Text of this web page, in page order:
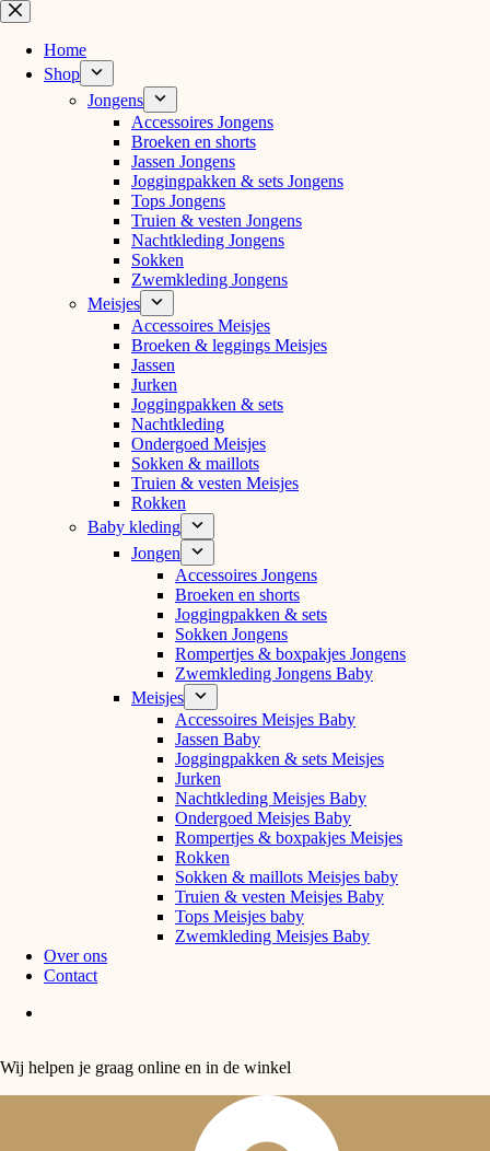
Ga
naar
inhoud
Home
Shop
Jongens
Accessoires Jongens
Broeken en shorts
Jassen Jongens
Joggingpakken & sets Jongens
Tops Jongens
Truien & vesten Jongens
Nachtkleding Jongens
Sokken
Zwemkleding Jongens
Meisjes
Accessoires Meisjes
Broeken & leggings Meisjes
Jassen
Jurken
Joggingpakken & sets
Nachtkleding
Ondergoed Meisjes
Sokken & maillots
Truien & vesten Meisjes
Rokken
Baby kleding
Jongen
Accessoires Jongens
Broeken en shorts
Joggingpakken & sets
Sokken Jongens
Rompertjes & boxpakjes Jongens
Zwemkleding Jongens Baby
Meisjes
Accessoires Meisjes Baby
Jassen Baby
Joggingpakken & sets Meisjes
Jurken
Nachtkleding Meisjes Baby
Ondergoed Meisjes Baby
Rompertjes & boxpakjes Meisjes
Rokken
Sokken & maillots Meisjes baby
Truien & vesten Meisjes Baby
Tops Meisjes baby
Zwemkleding Meisjes Baby
Over ons
Contact
Wij helpen je graag online en in de winkel